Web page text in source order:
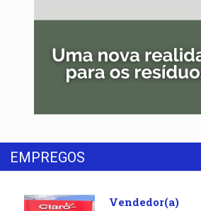
EMPREGOS
Vendedor(a)